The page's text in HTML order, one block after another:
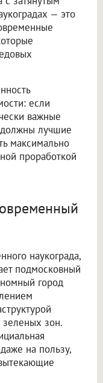
— это
если
важные
должны лучшие
максимально
проработкой
наукограда,
подмосковный
город
зон.
на пользу,